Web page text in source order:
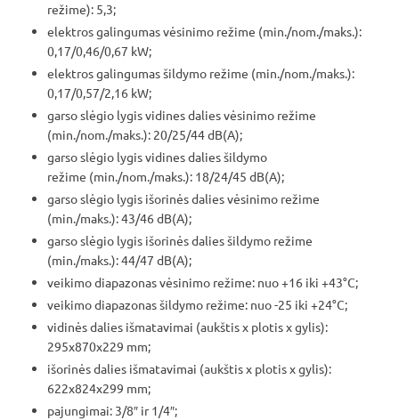
režime): 5,3;
elektros galingumas vėsinimo režime (min./nom./maks.):
0,17/0,46/0,67 kW;
elektros galingumas šildymo režime (min./nom./maks.):
0,17/0,57/2,16 kW;
garso slėgio lygis vidines dalies vėsinimo režime
(min./nom./maks.): 20/25/44 dB(A);
garso slėgio lygis vidines dalies šildymo
režime (min./nom./maks.): 18/24/45 dB(A);
garso slėgio lygis išorinės dalies vėsinimo režime
(min./maks.): 43/46 dB(A);
garso slėgio lygis išorinės dalies šildymo režime
(min./maks.): 44/47 dB(A);
veikimo diapazonas vėsinimo režime: nuo +16 iki +43°C;
veikimo diapazonas šildymo režime: nuo -25 iki +24°C;
vidinės dalies išmatavimai (aukštis x plotis x gylis):
295x870x229 mm;
išorinės dalies išmatavimai (aukštis x plotis x gylis):
622x824x299 mm;
pajungimai: 3/8″ ir 1/4″;